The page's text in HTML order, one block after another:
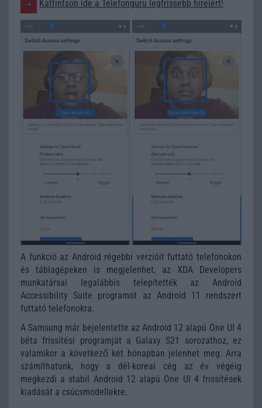
Kattintson ide a Telefonguru legfrissebb híreiért!
A funkció az Android régebbi verzióit futtató telefonokon
és táblagépeken is megjelenhet, az XDA Developers
munkatársai legalábbis telepítették az Android
Accessibility Suite programot az Android 11 rendszert
futtató telefonokra.
A Samsung már bejelentette az Android 12 alapú One UI 4
béta frissítési programját a Galaxy S21 sorozathoz, ez
valamikor a következő két hónapban jelenhet meg. Arra
számíthatunk, hogy a dél-koreai cég az év végéig
megkezdi a stabil Android 12 alapú One UI 4 frissítések
kiadását a csúcsmodellekre.